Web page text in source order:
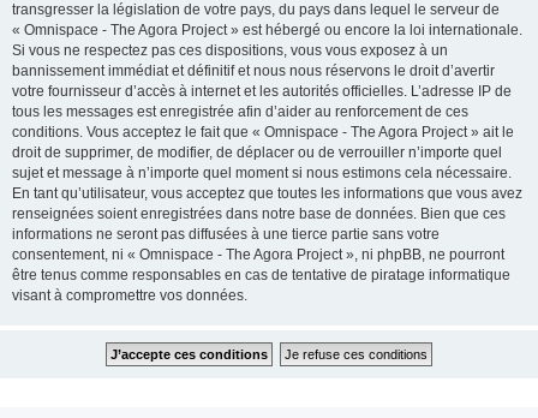
transgresser la législation de votre pays, du pays dans lequel le serveur de
« Omnispace - The Agora Project » est hébergé ou encore la loi internationale.
Si vous ne respectez pas ces dispositions, vous vous exposez à un
bannissement immédiat et définitif et nous nous réservons le droit d’avertir
votre fournisseur d’accès à internet et les autorités officielles. L’adresse IP de
tous les messages est enregistrée afin d’aider au renforcement de ces
conditions. Vous acceptez le fait que « Omnispace - The Agora Project » ait le
droit de supprimer, de modifier, de déplacer ou de verrouiller n’importe quel
sujet et message à n’importe quel moment si nous estimons cela nécessaire.
En tant qu’utilisateur, vous acceptez que toutes les informations que vous avez
renseignées soient enregistrées dans notre base de données. Bien que ces
informations ne seront pas diffusées à une tierce partie sans votre
consentement, ni « Omnispace - The Agora Project », ni phpBB, ne pourront
être tenus comme responsables en cas de tentative de piratage informatique
visant à compromettre vos données.